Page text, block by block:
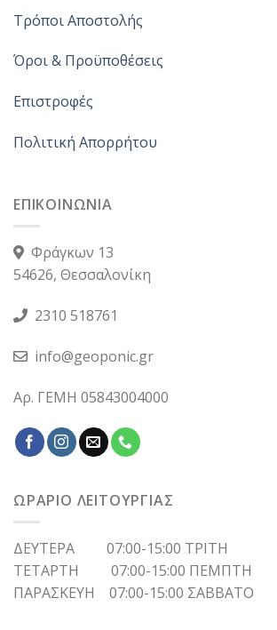
Τρόποι Αποστολής
Όροι & Προϋποθέσεις
Επιστροφές
Πολιτική Απορρήτου
ΕΠΙΚΟΙΝΩΝΙΑ
Φράγκων 13
54626, Θεσσαλονίκη
2310 518761
info@geoponic.gr
Αρ. ΓΕΜΗ 05843004000
ΩΡΑΡΙΟ ΛΕΙΤΟΥΡΓΙΑΣ
ΔΕΥΤΕΡΑ 07:00-15:00 ΤΡΙΤΗ
ΤΕΤΑΡΤΗ 07:00-15:00 ΠΕΜΠΤΗ
ΠΑΡΑΣΚΕΥΗ 07:00-15:00 ΣΑΒΒΑΤΟ